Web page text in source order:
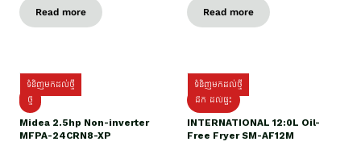
Read more Read more
ទំនិញមកដល់ថ្មី
ថ្មី
Midea 2.5hp Non-inverter
MFPA-24CRN8-XP
ទំនិញមកដល់ថ្មី
ដឹក​ ដល់ផ្ទះ
INTERNATIONAL 12:0L Oil-
Free Fryer SM-AF12M